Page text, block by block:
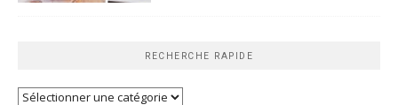
RECHERCHE RAPIDE
Recherche